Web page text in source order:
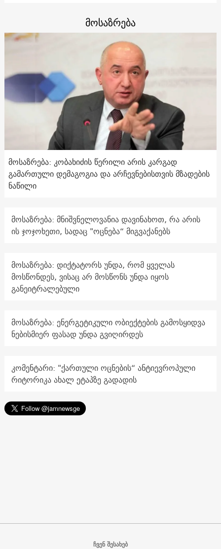
მოსაზრება
მოსაზრება: კობახიძის წერილი არის კარგად
გამართული დემაგოგია და არჩევნებისთვის მზადების
ნაწილი
მოსაზრება: მნიშვნელოვანია დავინახოთ, რა არის
ის ჯოჯოხეთი, სადაც "ოცნება“ მიგვაქანებს
მოსაზრება: დიქტატორს უნდა, რომ ყველას
მოსწონდეს, ვისაც არ მოსწონს უნდა იყოს
განეიტრალებული
მოსაზრება: ენერგეტიკული ობიექტების გამოსყიდვა
ნებისმიერ ფასად უნდა გვიღირდეს
კომენტარი: "ქართული ოცნების“ ანტიევროპული
რიტორიკა ახალ ეტაპზე გადადის
ჩვენ შესახებ